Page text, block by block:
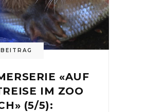
«AUF
IM ZOO
(5/5):